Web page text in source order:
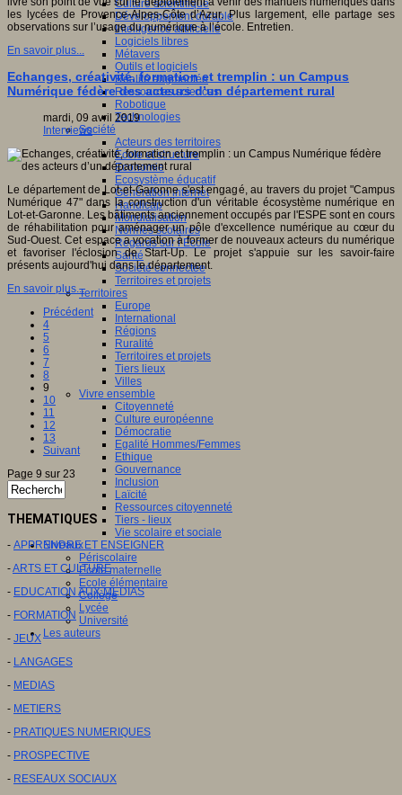
Culture scientifique
Développement durable
Intelligence artificielle
Logiciels libres
Métavers
Outils et logiciels
Réalité augmentée
Ressources sciences
Robotique
Technologies
Société
Acteurs des territoires
Ecole et structure
Economie
Ecosystème éducatif
Génération internet
Handicap
Mondialisation
Normes scolaires
Regards sur l’Ecole
Santé
Société connectée
Territoires et projets
Territoires
Europe
International
Régions
Ruralité
Territoires et projets
Tiers lieux
Villes
Vivre ensemble
Citoyenneté
Culture européenne
Démocratie
Egalité Hommes/Femmes
Ethique
Gouvernance
Inclusion
Laïcité
Ressources citoyenneté
Tiers - lieux
Vie scolaire et sociale
Niveaux
Périscolaire
Ecole maternelle
Ecole élémentaire
Collège
Lycée
Université
Les auteurs
les lycées de Provence-Alpes-Côte d’Azur. Plus largement, elle partage ses
observations sur l’usage du numérique à l’école. Entretien.
En savoir plus...
Echanges, créativité, formation et tremplin : un Campus
Numérique fédère des acteurs d’un département rural
mardi, 09 avril 2019
Interviews
Le département de Lot-et-Garonne s'est engagé, au travers du projet "Campus
Numérique 47" dans la construction d'un véritable écosystème numérique en
Lot-et-Garonne. Les bâtiments anciennement occupés par l'ESPE sont en cours
de réhabilitation pour aménager un pôle d'excellence numérique au cœur du
Sud-Ouest. Cet espace a vocation à former de nouveaux acteurs du numérique
et favoriser l'éclosion de Start-Up. Le projet s'appuie sur les savoir-faire
présents aujourd'hui dans le département.
En savoir plus...
Précédent
4
5
6
7
8
9
10
11
12
13
Suivant
Page 9 sur 23
THEMATIQUES
- APPRENDRE ET ENSEIGNER
-ARTS ET CULTURE
- EDUCATION AUX MEDIAS
- FORMATION
- JEUX
- LANGAGES
- MEDIAS
- METIERS
- PRATIQUES NUMERIQUES
- PROSPECTIVE
- RESEAUX SOCIAUX